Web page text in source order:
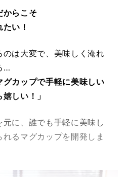
からこそ
い！
のは大変で、美味しく淹れ
…
グカップで手軽に美味しい
しい！」
に、誰でも手軽に美味し
るマグカップを開発しま